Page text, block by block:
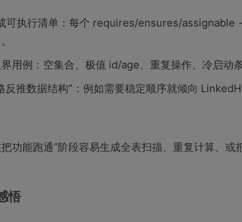
可执行清单：每个 requires/ensures/assignable
用例：空集合、极值 id/age、重复操作、冷启动
反推数据结构”：例如需要稳定顺序就倾向
功能跑通”阶段容易生成全表扫描、重复计算、
悟